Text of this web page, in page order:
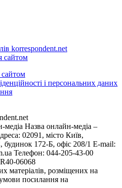
korrespondent.net
сайтом
сайтом
і персональних даних
медіа Назва онлайн-медіа –
02091, місто Київ,
172-Б, офіс 208/1 E-mail:
Телефон: 044-205-43-00
06068
матеріалів, розміщених на
умови посилання на